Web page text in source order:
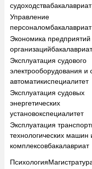
судоходствабакалавриат
Управление
персоналомбакалавриат
Экономика предприятий
организацийбакалавриат
Эксплуатация судового
электрооборудования и
автоматикиспециалитет
Эксплуатация судовых
энергетических
установокспециалитет
Эксплуатация
технологических машин
комплексовбакалавриат
Психология